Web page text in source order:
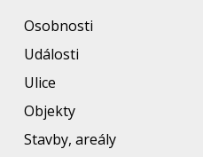
Osobnosti
Události
Ulice
Objekty
Stavby, areály